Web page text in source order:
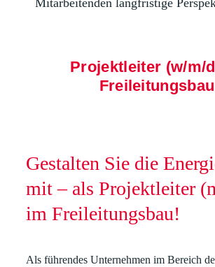
Mitarbeitenden langfristige
Projektleiter (w/m/
Freileitungsbau
Gestalten Sie die
mit – als Projektleiter
im Freileitungsbau!
Als führendes Unternehmen im Bereich